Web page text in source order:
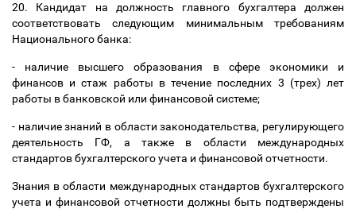
20. Кандидат на должность главного бухгалтера должен
соответствовать следующим минимальным требованиям
Национального банка:
- наличие высшего образования в сфере экономики и
финансов и стаж работы в течение последних 3 (трех) лет
работы в банковской или финансовой системе;
- наличие знаний в области законодательства, регулирующего
деятельность ГФ, а также в области международных
стандартов бухгалтерского учета и финансовой отчетности.
Знания в области международных стандартов бухгалтерского
учета и финансовой отчетности должны быть подтверждены